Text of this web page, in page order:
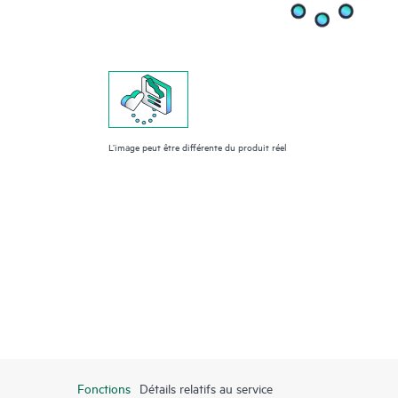
L’image peut être différente du produit réel
Fonctions Détails relatifs au service